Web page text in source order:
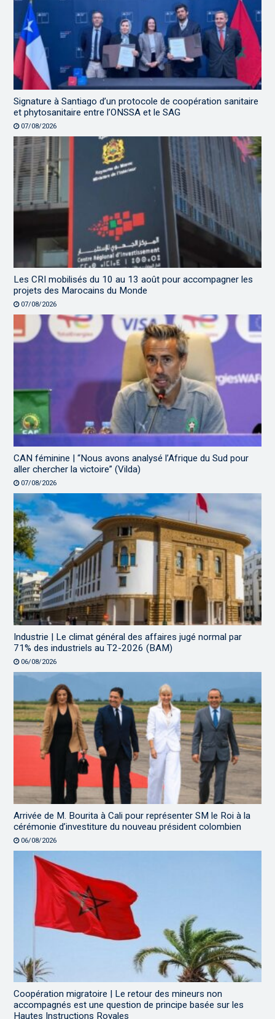
Signature à Santiago d’un protocole de coopération sanitaire
et phytosanitaire entre l’ONSSA et le SAG
07/08/2026
Les CRI mobilisés du 10 au 13 août pour accompagner les
projets des Marocains du Monde
07/08/2026
CAN féminine | “Nous avons analysé l’Afrique du Sud pour
aller chercher la victoire” (Vilda)
07/08/2026
Industrie | Le climat général des affaires jugé normal par
71% des industriels au T2-2026 (BAM)
06/08/2026
Arrivée de M. Bourita à Cali pour représenter SM le Roi à la
cérémonie d’investiture du nouveau président colombien
06/08/2026
Coopération migratoire | Le retour des mineurs non
accompagnés est une question de principe basée sur les
Hautes Instructions Royales